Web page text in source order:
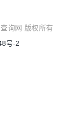
询网 版权所有
号-2